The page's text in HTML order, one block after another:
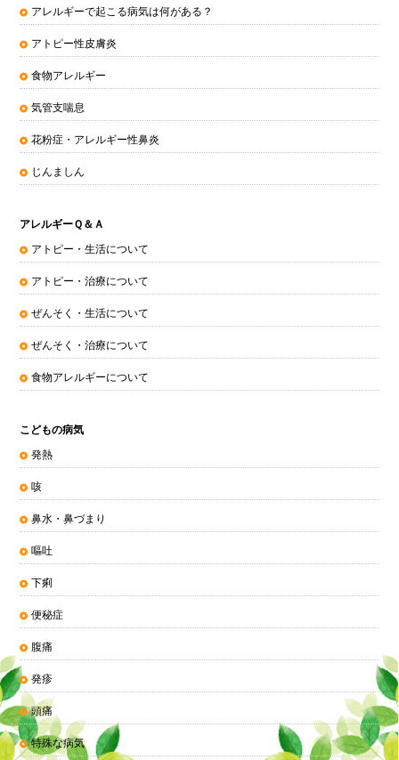
アレルギーで起こる病気は何がある？
アトピー性皮膚炎
食物アレルギー
気管支喘息
花粉症・アレルギー性鼻炎
じんましん
アレルギーＱ＆Ａ
アトピー・生活について
アトピー・治療について
ぜんそく・生活について
ぜんそく・治療について
食物アレルギーについて
こどもの病気
発熱
咳
鼻水・鼻づまり
嘔吐
下痢
便秘症
腹痛
発疹
頭痛
特殊な病気